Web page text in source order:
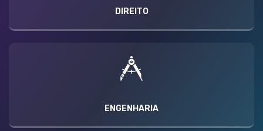
DIREITO
ENGENHARIA